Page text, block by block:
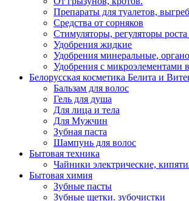
Препараты для туалетов,
Средства от сорняков
Стимуляторы, регуляторы роста
Удобрения жидкие
Удобрения минеральные,
Удобрения с микроэлементами
Белорусская косметика Белита и
Бальзам для волос
Гель для душа
Для лица и тела
Для Мужчин
Зубная паста
Шампунь для волос
Бытовая техника
Чайники электрические,
Бытовая химия
Зубные пасты
Зубные щетки. зубочистки